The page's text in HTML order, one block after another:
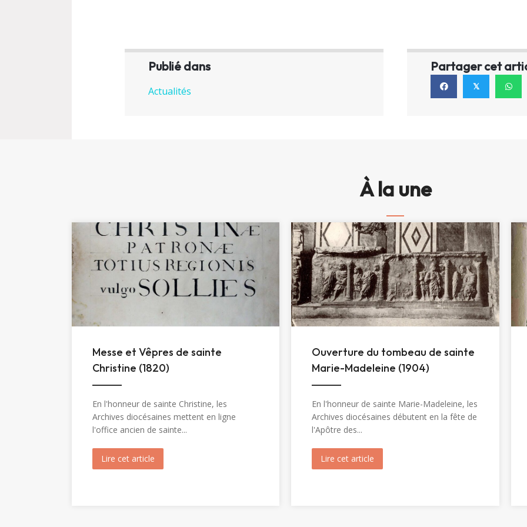
Publié dans
Actualités
Partager cet
𝕏
À la une
Messe et Vêpres de sainte
Christine (1820)
En l'honneur de sainte Christine, les
Archives diocésaines mettent en ligne
l'office ancien de sainte...
Lire cet article about Messe et Vêpres de sainte Christine (1820)
Ouverture du tombeau de sainte
Marie-Madeleine (1904)
En l'honneur de sainte Marie-Madeleine, les
Archives diocésaines débutent en la fête de
l'Apôtre des...
Lire cet article